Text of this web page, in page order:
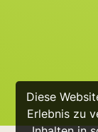
Diese
Erlebnis zu